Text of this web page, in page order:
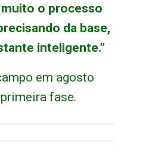
o processo
da base,
inteligente.”
em agosto
fase.